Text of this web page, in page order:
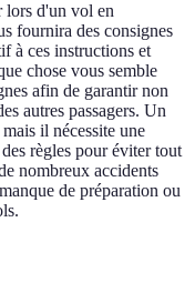
lors d'un vol en
fournira des consignes
à ces instructions et
chose vous semble
afin de garantir non
autres passagers. Un
il nécessite une
règles pour éviter tout
nombreux accidents
de préparation ou